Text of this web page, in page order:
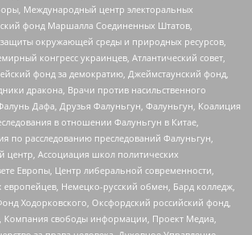
Международный центр электоральных
фонд Маршалла Соединенных Штатов,
окружающей среды и природных ресурсов,
конгресс украинцев, Атлантический совет,
фонд за демократию, Джеймстаунский фонд,
дракона, Врачи против насильственного
Дафа, Друзья Фалуньгун, Фалуньгун, Коалиция
в отношении Фалуньгун в Китае,
по расследованию преследований Фалуньгун,
центр, Ассоциация школ политических
Европы, Центр либеральной современности,
Немецко-русский обмен, Бард колледж,
Ходорковского, Оксфордский российский фонд,
Компания свободы информации, Проект Медиа,